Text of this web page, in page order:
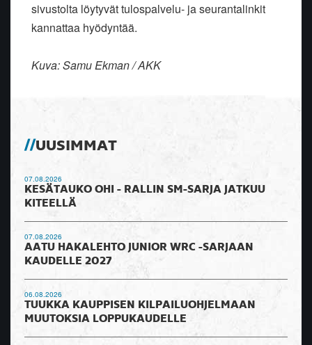
sivustolta löytyvät tulospalvelu- ja seurantalinkit
kannattaa hyödyntää.
Kuva: Samu Ekman / AKK
UUSIMMAT
07.08.2026
KESÄTAUKO OHI - RALLIN SM-SARJA JATKUU
KITEELLÄ
07.08.2026
AATU HAKALEHTO JUNIOR WRC -SARJAAN
KAUDELLE 2027
06.08.2026
TUUKKA KAUPPISEN KILPAILUOHJELMAAN
MUUTOKSIA LOPPUKAUDELLE